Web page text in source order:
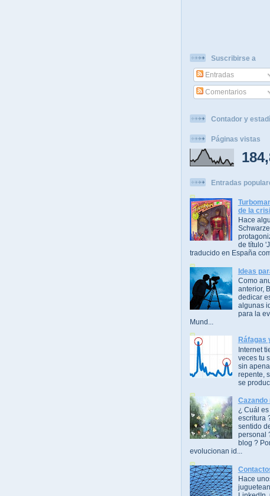
Suscribirse a
Entradas
Comentarios
Contador y
Páginas vistas
Entradas
de la
Hace
de título
traducido en España
Ideas
Como
anterior,
dedicar
algunas
para la
Mund...
Ráfagas
Internet
veces tu
sin
repente,
se
Cazando
¿ Cuál
escritura
sentido
personal
blog ?
evolucionan id...
Hace